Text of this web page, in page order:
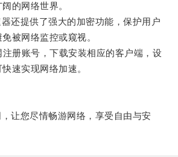
的网络世界。
提供了强大的加密功能，保护用户
被网络监控或窥视。
账号，下载安装相应的客户端，设
速实现网络加速。
您尽情畅游网络，享受自由与安